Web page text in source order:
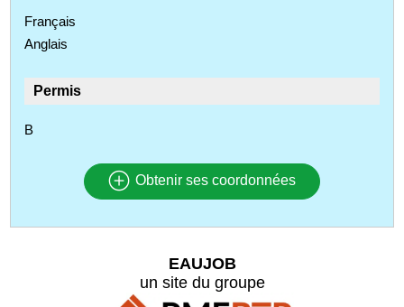
Français
Anglais
Permis
B
Obtenir ses coordonnées
EAUJOB
un site du groupe